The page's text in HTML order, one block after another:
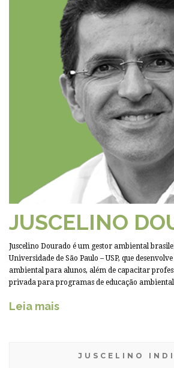
JUSCELINO
Juscelino Dourado é um gestor ambiental
Universidade de São Paulo – USP, que
ambiental para alunos, além de capacitar
privada para programas de educação
Leia mais
JUSCELINO